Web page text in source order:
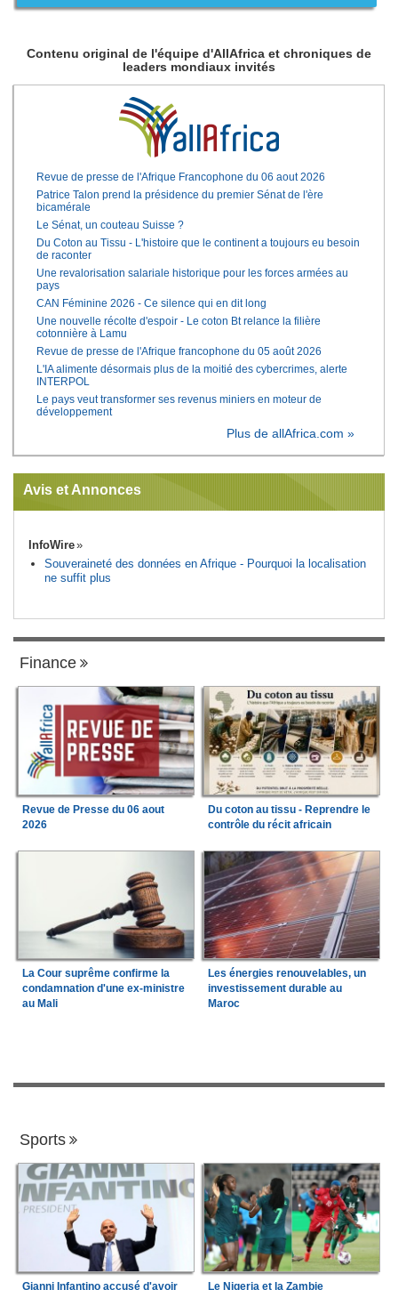
Contenu original de l'équipe d'AllAfrica et chroniques de
leaders mondiaux invités
Revue de presse de l'Afrique Francophone du 06 aout 2026
Patrice Talon prend la présidence du premier Sénat de l'ère
bicamérale
Le Sénat, un couteau Suisse ?
Du Coton au Tissu - L'histoire que le continent a toujours eu besoin
de raconter
Une revalorisation salariale historique pour les forces armées au
pays
CAN Féminine 2026 - Ce silence qui en dit long
Une nouvelle récolte d'espoir - Le coton Bt relance la filière
cotonnière à Lamu
Revue de presse de l'Afrique francophone du 05 août 2026
L'IA alimente désormais plus de la moitié des cybercrimes, alerte
INTERPOL
Le pays veut transformer ses revenus miniers en moteur de
développement
Plus de allAfrica.com »
Avis et Annonces
InfoWire
Souveraineté des données en Afrique - Pourquoi la localisation
ne suffit plus
Finance
Revue de Presse du 06 aout
2026
Du coton au tissu - Reprendre le
contrôle du récit africain
La Cour suprême confirme la
condamnation d'une ex-ministre
au Mali
Les énergies renouvelables, un
investissement durable au
Maroc
Sports
Gianni Infantino accusé d'avoir
Le Nigeria et la Zambie